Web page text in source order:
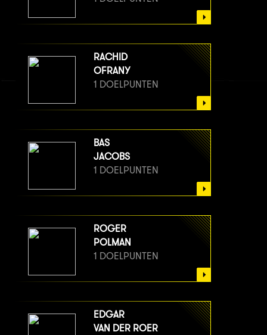
RACHID
OFRANY
1 DOELPUNTEN
BAS
JACOBS
1 DOELPUNTEN
ROGER
POLMAN
1 DOELPUNTEN
EDGAR
VAN DER ROER